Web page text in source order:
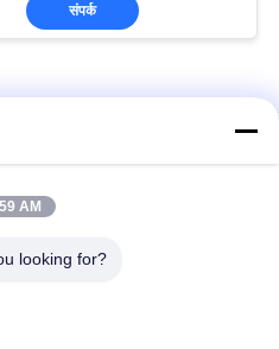
संपर्क
लेबल प्रिंटिंग मशीन
AM
looking for?